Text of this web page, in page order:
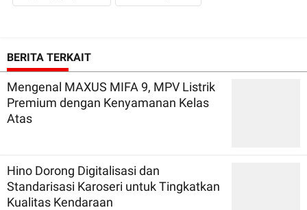
BERITA TERKAIT
Mengenal MAXUS MIFA 9, MPV Listrik
Premium dengan Kenyamanan Kelas
Atas
Hino Dorong Digitalisasi dan
Standarisasi Karoseri untuk Tingkatkan
Kualitas Kendaraan